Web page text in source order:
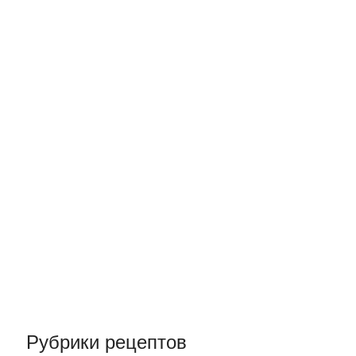
Рубрики рецептов